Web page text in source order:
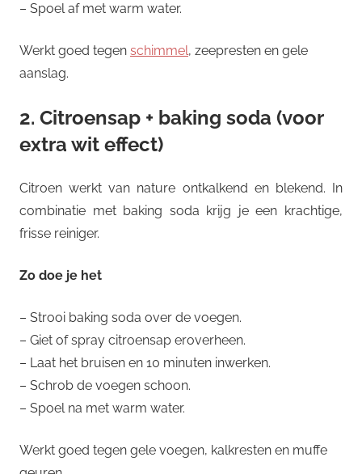
– Spoel af met warm water.
Werkt goed tegen schimmel, zeepresten en gele
aanslag.
2. Citroensap + baking soda (voor
extra wit effect)
Citroen werkt van nature ontkalkend en blekend. In
combinatie met baking soda krijg je een krachtige,
frisse reiniger.
Zo doe je het
– Strooi baking soda over de voegen.
– Giet of spray citroensap eroverheen.
– Laat het bruisen en 10 minuten inwerken.
– Schrob de voegen schoon.
– Spoel na met warm water.
Werkt goed tegen gele voegen, kalkresten en muffe